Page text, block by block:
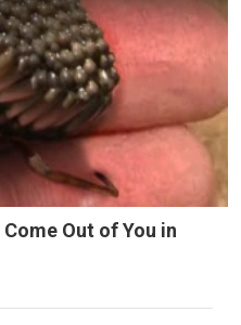
Out of You in